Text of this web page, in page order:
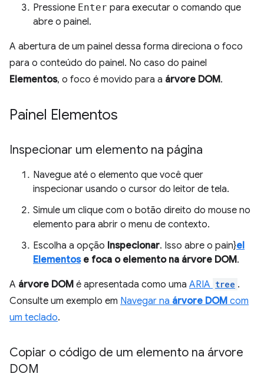
Pressione Enter para executar o comando que
abre o painel.
A abertura de um painel dessa forma direciona o foco
para o conteúdo do painel. No caso do painel
Elementos, o foco é movido para a árvore DOM.
Painel Elementos
Inspecionar um elemento na página
Navegue até o elemento que você quer
inspecionar usando o cursor do leitor de tela.
Simule um clique com o botão direito do mouse no
elemento para abrir o menu de contexto.
Escolha a opção Inspecionar. Isso abre o pain}el
Elementose foca o elemento na árvore DOM.
A árvore DOM é apresentada como uma ARIA tree .
Consulte um exemplo em Navegar na árvore DOM com
um teclado.
Copiar o código de um elemento na árvore
DOM